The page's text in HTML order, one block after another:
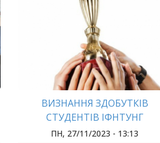
ВИЗНАННЯ ЗДОБУТКІВ
СТУДЕНТІВ ІФНТУНГ
ПН, 27/11/2023 - 13:13